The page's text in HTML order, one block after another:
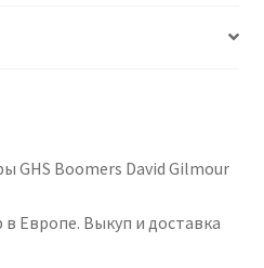
GHS Boomers David Gilmour
Европе. Выкуп и доставка